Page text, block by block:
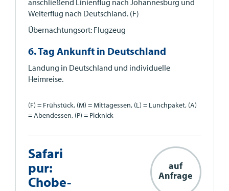
Weiterflug nach Deutschland. (F)
Übernachtungsort: Flugzeug
6. Tag Ankunft in Deutschland
Landung in Deutschland und individuelle
Heimreise.
(F) = Frühstück, (M) = Mittagessen, (L) = Lunchpaket, (A)
= Abendessen, (P) = Picknick
auf
Anfrage
Safari
pur:
Chobe-